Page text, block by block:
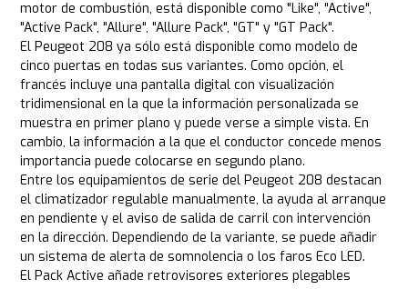
motor de combustión, está disponible como "Like", "Active",
"Active Pack", "Allure", "Allure Pack", "GT" y "GT Pack".
El Peugeot 208 ya sólo está disponible como modelo de
cinco puertas en todas sus variantes. Como opción, el
francés incluye una pantalla digital con visualización
tridimensional en la que la información personalizada se
muestra en primer plano y puede verse a simple vista. En
cambio, la información a la que el conductor concede menos
importancia puede colocarse en segundo plano.
Entre los equipamientos de serie del Peugeot 208 destacan
el climatizador regulable manualmente, la ayuda al arranque
en pendiente y el aviso de salida de carril con intervención
en la dirección. Dependiendo de la variante, se puede añadir
un sistema de alerta de somnolencia o los faros Eco LED.
El Pack Active añade retrovisores exteriores plegables